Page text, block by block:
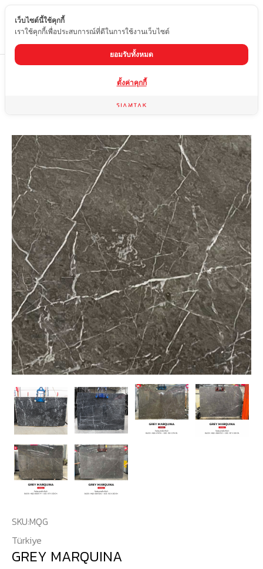
TH
หินอ่อน GREY MARQUINA
SKU:MQG
Türkiye
GREY MARQUINA
เว็บไซต์นี้ใช้คุกกี้
เราใช้คุกกี้เพื่อประสบการณ์ที่ดีในการใช้งานเว็บไซต์
ยอมรับทั้งหมด
ตั้งค่าคุกกี้